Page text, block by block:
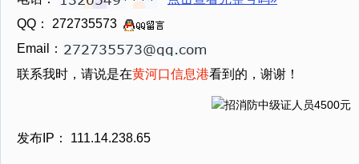
QQ： 272735573
Email：
联系我时，请说是在黄河口信息港看到的，谢谢！
发布IP： 111.14.238.65